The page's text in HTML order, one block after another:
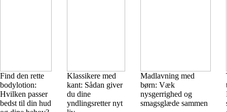
Find den rette
bodylotion:
Hvilken passer
bedst til din hud
Klassikere med
kant: Sådan giver
du dine
yndlingsretter nyt
Madlavning med
børn: Væk
nysgerrighed og
smagsglæde sammen